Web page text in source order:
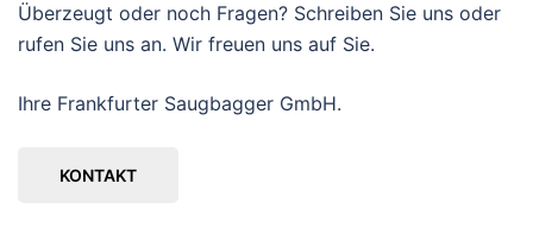
Überzeugt oder noch Fragen? Schreiben Sie uns oder
rufen Sie uns an. Wir freuen uns auf Sie.
Ihre Frankfurter Saugbagger GmbH.
KONTAKT